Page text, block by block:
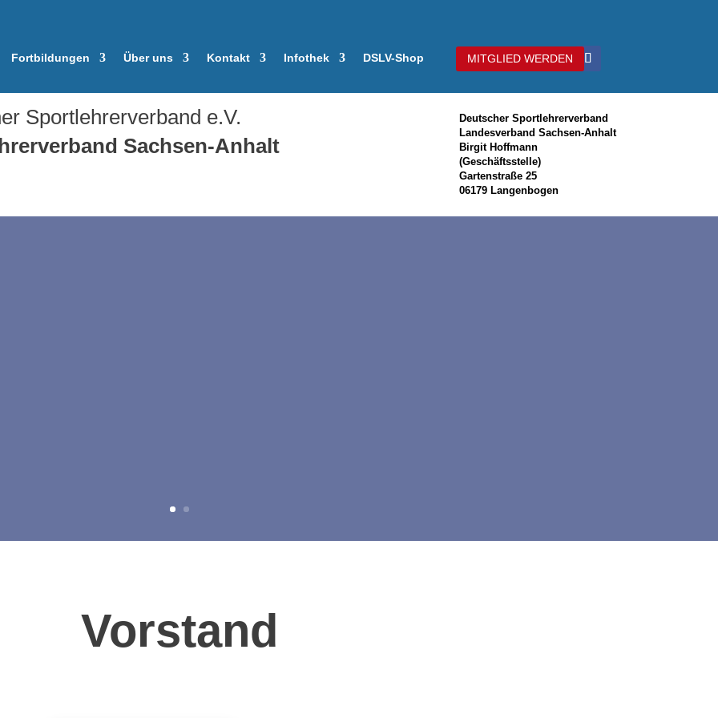
Fortbildungen Über uns Kontakt Infothek DSLV-Shop MITGLIED WERDEN
Sportlehrerverband e.V.
Sachsen-Anhalt
Deutscher Sportlehrerverband
Landesverband Sachsen-Anhalt
Birgit Hoffmann
(Geschäftsstelle)
Gartenstraße 25
06179 Langenbogen
Vorstand